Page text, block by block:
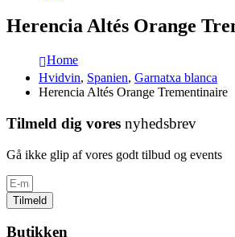
Herencia Altés Orange
Home
Hvidvin, Spanien, Garnatxa blanca
Herencia Altés Orange Trementinaire
Tilmeld dig vores nyhedsbrev
Gå ikke glip af vores godt tilbud og events
Tilmeld
Butikken